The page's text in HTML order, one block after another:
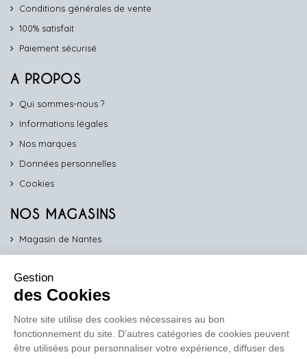
Conditions générales de vente
100% satisfait
Paiement sécurisé
A PROPOS
Qui sommes-nous ?
Informations légales
Nos marques
Données personnelles
Cookies
NOS MAGASINS
Magasin de Nantes
Magasin de Vannes
Magasin d'Orléans
COMPTOIR PRO
Gestion
des Cookies
Notre site utilise des cookies nécessaires au bon
fonctionnement du site. D’autres catégories de cookies peuvent
être utilisées pour personnaliser votre expérience, diffuser des